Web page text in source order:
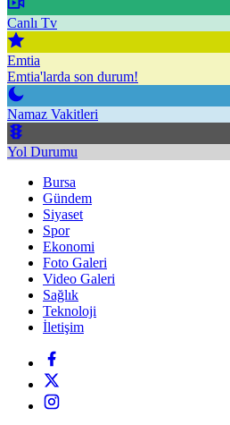
Canlı Tv
Emtia
Emtia'larda son durum!
Namaz Vakitleri
Yol Durumu
Bursa
Gündem
Siyaset
Spor
Ekonomi
Foto Galeri
Video Galeri
Sağlık
Teknoloji
İletişim